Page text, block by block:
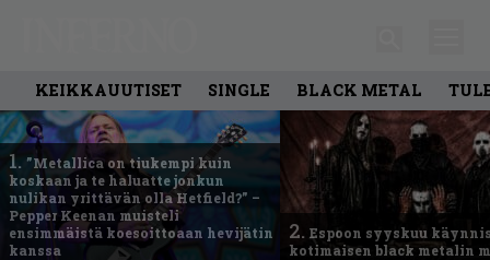
KEIKKAUUTISET SINGLE BLACK METAL
1. ”Metallica on tiukempi kuin
koskaan ja te haluatte jonkun
nulikan yrittävän olla Hetfield?” –
Pepper Keenan muisteli
ensimmäistä koesoittoaan hevijätin
kanssa
2. Espoon syyskuu
kotimaisen black metalin